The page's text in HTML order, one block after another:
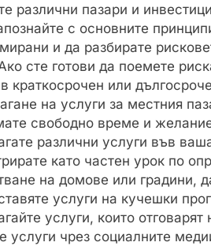
различни пазари и
с основните
и да разбирате
сте готови да поемете
краткосрочен или
на услуги за местния
свободно време и
различни услуги във
като частен урок по
на домове или градини,
услуги на кучешки
услуги, които
услуги чрез социалните